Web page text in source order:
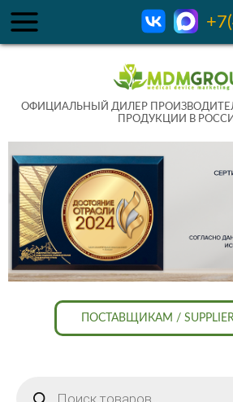
ОФИЦИАЛЬНЫЙ ДИЛЕР
ПРОДУКЦИИ В
ПОСТАВЩИКАМ /
товаров